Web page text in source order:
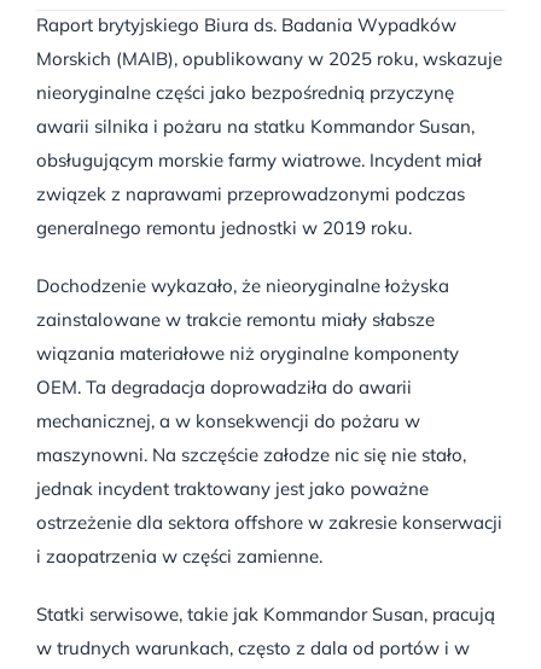
Raport brytyjskiego Biura ds. Badania Wypadków
Morskich (MAIB), opublikowany w 2025 roku, wskazuje
nieoryginalne części jako bezpośrednią przyczynę
awarii silnika i pożaru na statku Kommandor Susan,
obsługującym morskie farmy wiatrowe. Incydent miał
związek z naprawami przeprowadzonymi podczas
generalnego remontu jednostki w 2019 roku.
Dochodzenie wykazało, że nieoryginalne łożyska
zainstalowane w trakcie remontu miały słabsze
wiązania materiałowe niż oryginalne komponenty
OEM. Ta degradacja doprowadziła do awarii
mechanicznej, a w konsekwencji do pożaru w
maszynowni. Na szczęście załodze nic się nie stało,
jednak incydent traktowany jest jako poważne
ostrzeżenie dla sektora offshore w zakresie konserwacji
i zaopatrzenia w części zamienne.
Statki serwisowe, takie jak Kommandor Susan, pracują
w trudnych warunkach, często z dala od portów i w